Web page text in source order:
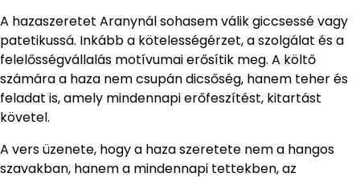
A hazaszeretet Aranynál sohasem válik giccsessé vagy
patetikussá. Inkább a kötelességérzet, a szolgálat és a
felelősségvállalás motívumai erősítik meg. A költő
számára a haza nem csupán dicsőség, hanem teher és
feladat is, amely mindennapi erőfeszítést, kitartást
követel.
A vers üzenete, hogy a haza szeretete nem a hangos
szavakban, hanem a mindennapi tettekben, az